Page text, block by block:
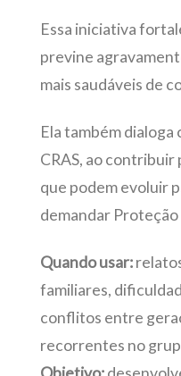
Essa iniciativa
previne
mais saudáveis de
Ela também
CRAS, ao
que podem evoluir
demandar Proteção
Quando usar:
familiares,
conflitos entre
recorrentes no